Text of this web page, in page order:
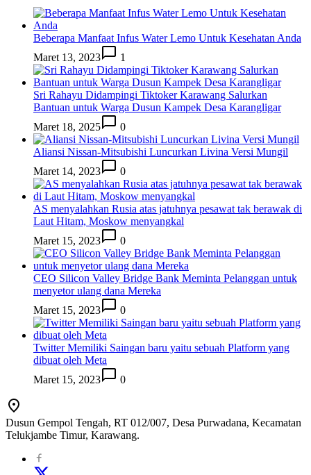
Beberapa Manfaat Infus Water Lemo Untuk Kesehatan Anda
Maret 13, 2023
1
Sri Rahayu Didampingi Tiktoker Karawang Salurkan
Bantuan untuk Warga Dusun Kampek Desa Karangligar
Maret 18, 2025
0
Aliansi Nissan-Mitsubishi Luncurkan Livina Versi Mungil
Maret 14, 2023
0
AS menyalahkan Rusia atas jatuhnya pesawat tak berawak di
Laut Hitam, Moskow menyangkal
Maret 15, 2023
0
CEO Silicon Valley Bridge Bank Meminta Pelanggan untuk
menyetor ulang dana Mereka
Maret 15, 2023
0
Twitter Memiliki Saingan baru yaitu sebuah Platform yang
dibuat oleh Meta
Maret 15, 2023
0
Dusun Gempol Tengah, RT 012/007, Desa Purwadana, Kecamatan
Telukjambe Timur, Karawang.